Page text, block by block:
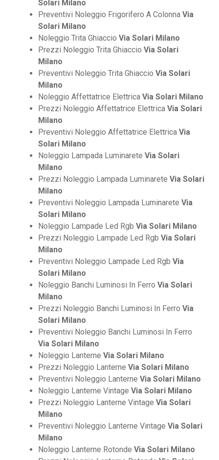
Solari Milano
Preventivi Noleggio Frigorifero A Colonna Via
Solari Milano
Noleggio Trita Ghiaccio Via Solari Milano
Prezzi Noleggio Trita Ghiaccio Via Solari
Milano
Preventivi Noleggio Trita Ghiaccio Via Solari
Milano
Noleggio Affettatrice Elettrica Via Solari Milano
Prezzi Noleggio Affettatrice Elettrica Via Solari
Milano
Preventivi Noleggio Affettatrice Elettrica Via
Solari Milano
Noleggio Lampada Luminarete Via Solari
Milano
Prezzi Noleggio Lampada Luminarete Via Solari
Milano
Preventivi Noleggio Lampada Luminarete Via
Solari Milano
Noleggio Lampade Led Rgb Via Solari Milano
Prezzi Noleggio Lampade Led Rgb Via Solari
Milano
Preventivi Noleggio Lampade Led Rgb Via
Solari Milano
Noleggio Banchi Luminosi In Ferro Via Solari
Milano
Prezzi Noleggio Banchi Luminosi In Ferro Via
Solari Milano
Preventivi Noleggio Banchi Luminosi In Ferro
Via Solari Milano
Noleggio Lanterne Via Solari Milano
Prezzi Noleggio Lanterne Via Solari Milano
Preventivi Noleggio Lanterne Via Solari Milano
Noleggio Lanterne Vintage Via Solari Milano
Prezzi Noleggio Lanterne Vintage Via Solari
Milano
Preventivi Noleggio Lanterne Vintage Via Solari
Milano
Noleggio Lanterne Rotonde Via Solari Milano